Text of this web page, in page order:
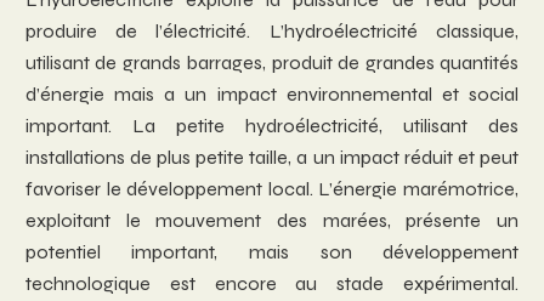
produire de l’électricité. L’hydroélectricité classique,
utilisant de grands barrages, produit de grandes quantités
d’énergie mais a un impact environnemental et social
important. La petite hydroélectricité, utilisant des
installations de plus petite taille, a un impact réduit et peut
favoriser le développement local. L’énergie marémotrice,
exploitant le mouvement des marées, présente un
potentiel important, mais son développement
technologique est encore au stade expérimental.